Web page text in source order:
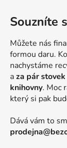
Souzníte
Můžete nás
formou daru.
nachystáme
aza pár stovek
knihovny. Moc
který si pak
Dává vám to